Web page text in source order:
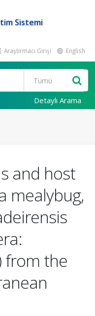
Sistemi
Araştırmacı Girişi English
Detaylı Arama
and host
mealybug,
from the